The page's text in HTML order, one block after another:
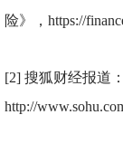
险》，https://
[2] 搜狐财经报道
http://